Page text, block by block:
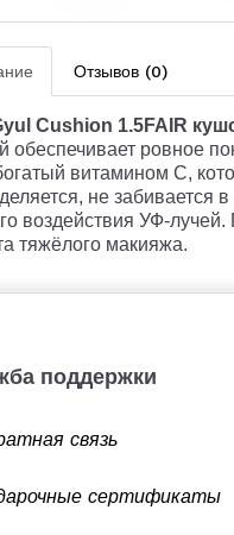
Отзывов (0)
Cushion 1.5FAIR
обеспечивает ровное
витамином C,
не
воздействия УФ-
тяжёлого макияжа.
поддержки
связь
сертификаты